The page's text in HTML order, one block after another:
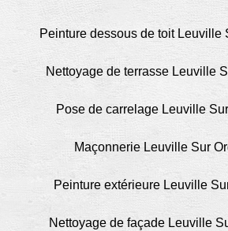
Peinture dessous de toit Leuville
Nettoyage de terrasse Leuville
Pose de carrelage Leuville
Maçonnerie Leuville Sur
Peinture extérieure Leuville
Nettoyage de façade Leuville